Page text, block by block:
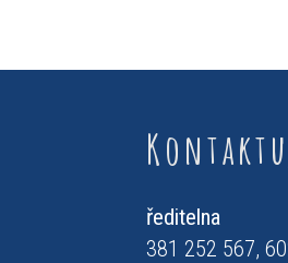
ředitelna
381 252 567,